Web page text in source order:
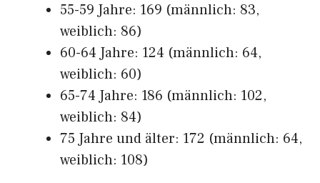
55-59 Jahre: 169 (männlich: 83,
weiblich: 86)
60-64 Jahre: 124 (männlich: 64,
weiblich: 60)
65-74 Jahre: 186 (männlich: 102,
weiblich: 84)
75 Jahre und älter: 172 (männlich: 64,
weiblich: 108)